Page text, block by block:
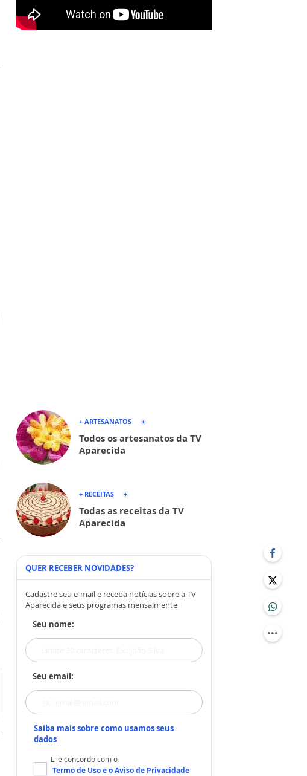
+ ARTESANATOS
Todos os artesanatos da TV
Aparecida
+ RECEITAS
Todas as receitas da TV
Aparecida
QUER RECEBER NOVIDADES?
Cadastre seu e-mail e receba notícias sobre a TV
Aparecida e seus programas mensalmente
Seu nome:
Seu email:
Saiba mais sobre como usamos seus
dados
Li e concordo com o
Termo de Usoe oAviso de Privacidade